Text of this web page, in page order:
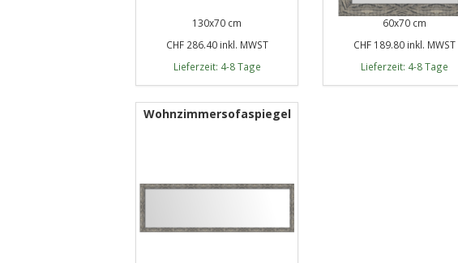
130x70 cm
CHF 286.40 inkl. MWST
Lieferzeit: 4-8 Tage
60x70 cm
CHF 189.80 inkl. MWST
Lieferzeit: 4-8 Tage
Wohnzimmersofaspiegel